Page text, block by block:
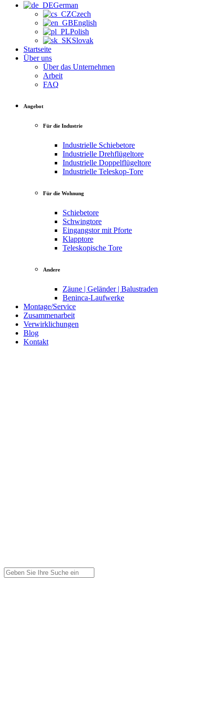
German
Czech
English
Polish
Slovak
Startseite
Über uns
Über das Unternehmen
Arbeit
FAQ
Angebot
Für die Industrie
Industrielle Schiebetore
Industrielle Drehflügeltore
Industrielle Doppelflügeltore
Industrielle Teleskop-Tore
Für die Wohnung
Schiebetore
Schwingtore
Eingangstor mit Pforte
Klapptore
Teleskopische Tore
Andere
Zäune | Geländer | Balustraden
Beninca-Laufwerke
Montage/Service
Zusammenarbeit
Verwirklichungen
Blog
Kontakt